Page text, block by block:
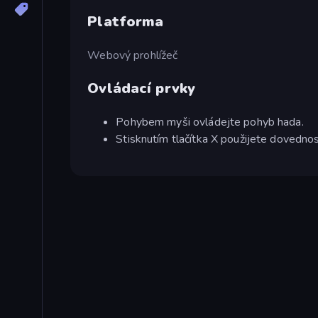
Platforma
Webový prohlížeč
Ovládací prvky
Pohybem myši ovládejte pohyb hada.
Stisknutím tlačítka X použijete